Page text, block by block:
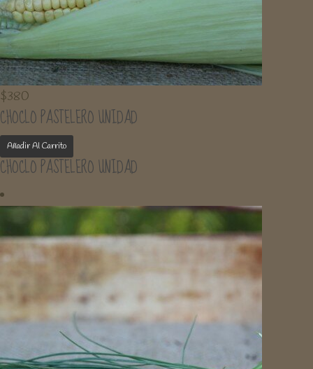
$380
CHOCLO PASTELERO UNIDAD
Añadir Al Carrito
CHOCLO PASTELERO UNIDAD